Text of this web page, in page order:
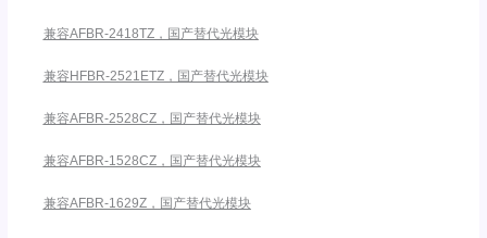
兼容AFBR-2418TZ，国产替代光模块
兼容HFBR-2521ETZ，国产替代光模块
兼容AFBR-2528CZ，国产替代光模块
兼容AFBR-1528CZ，国产替代光模块
兼容AFBR-1629Z，国产替代光模块